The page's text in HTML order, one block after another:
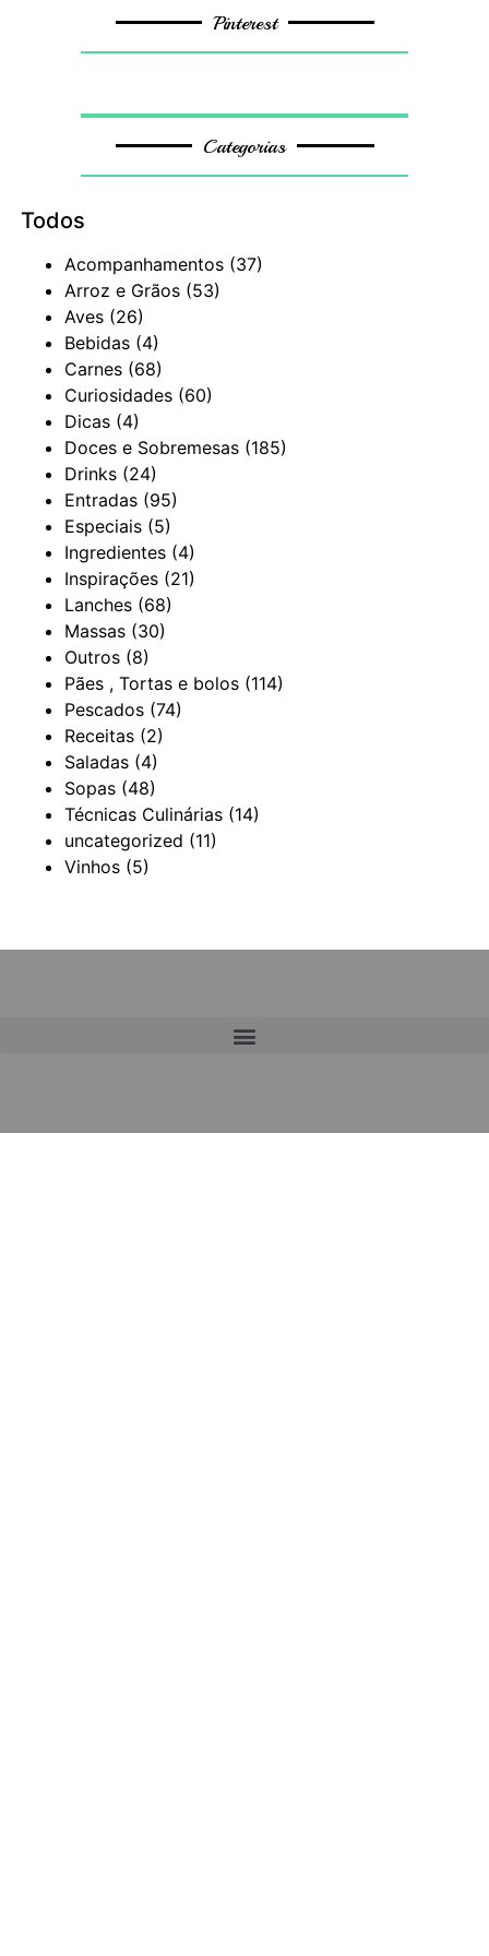
Pinterest
Categorias
Todos
Acompanhamentos (37)
Arroz e Grãos (53)
Aves (26)
Bebidas (4)
Carnes (68)
Curiosidades (60)
Dicas (4)
Doces e Sobremesas (185)
Drinks (24)
Entradas (95)
Especiais (5)
Ingredientes (4)
Inspirações (21)
Lanches (68)
Massas (30)
Outros (8)
Pães , Tortas e bolos (114)
Pescados (74)
Receitas (2)
Saladas (4)
Sopas (48)
Técnicas Culinárias (14)
uncategorized (11)
Vinhos (5)